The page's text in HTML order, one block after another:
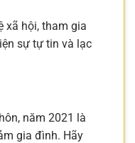
xã hội, tham gia
sự tự tin và lạc
năm 2021 là
gia đình. Hãy